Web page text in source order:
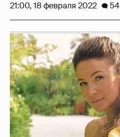
21:00, 18 февраля 2022 54